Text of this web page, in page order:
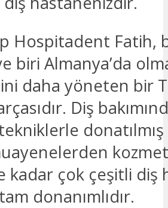
Hospitadent Fatih,
biri Almanya’da
daha yöneten bir
Diş
kadar çok çeşitli diş
donanımlıdır.